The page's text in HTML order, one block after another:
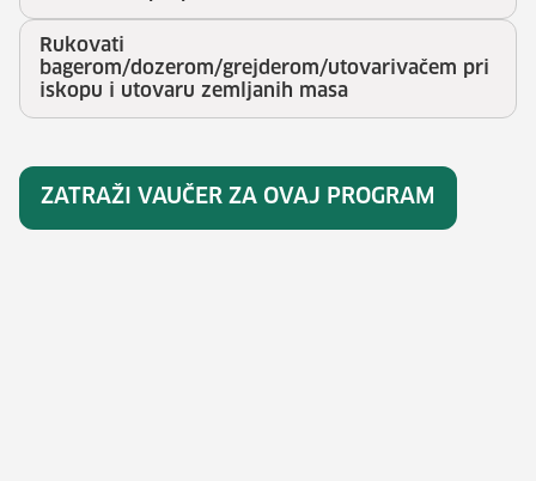
Rukovati
bagerom/dozerom/grejderom/utovarivačem pri
iskopu i utovaru zemljanih masa
ZATRAŽI VAUČER ZA OVAJ PROGRAM